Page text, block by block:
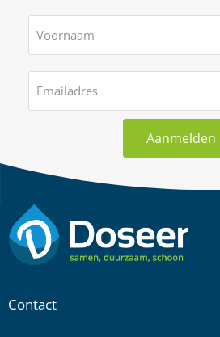
Voornaam
Emailadres
Aanmelden
Contact